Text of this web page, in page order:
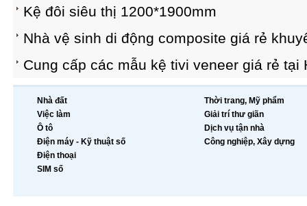
Kệ đôi siêu thị 1200*1900mm
Nhà vệ sinh di động composite giá rẻ
Cung cấp các mẫu kệ tivi veneer giá rẻ tại
Nhà đất
Việc làm
Ô tô
Điện máy - Kỹ thuật số
Điện thoại
SIM số
Thời trang, Mỹ phẩm
Giải trí thư giãn
Dịch vụ tận nhà
Công nghiệp, Xây dựng